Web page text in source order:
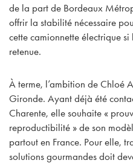
de la part de Bordeaux
offrir la stabilité nécessaire
cette camionnette électrique
retenue.
À terme, l’ambition de Chloé
Gironde. Ayant déjà été
Charente, elle souhaite «
reproductibilité » de son
partout en France. Pour elle,
solutions gourmandes doit